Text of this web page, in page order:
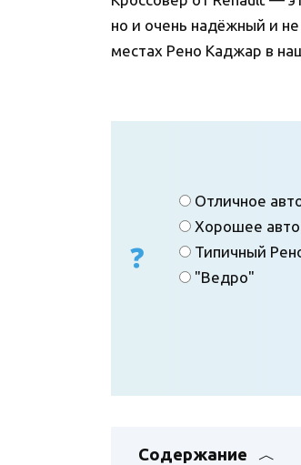
но и очень надёжный и
местах Рено Каджар в
Отличное
Хорошее авто
Типичный
"Ведро"
Содержание